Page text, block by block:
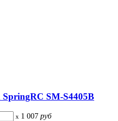
SM-S4405B
x 1 007 руб